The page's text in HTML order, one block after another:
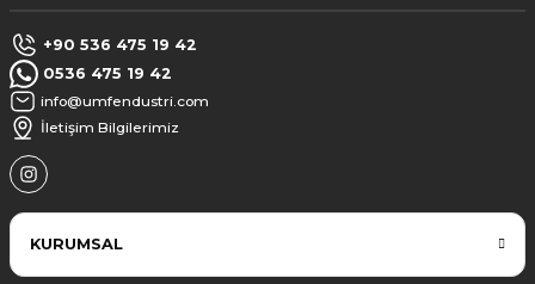
+90 536 475 19 42
0536 475 19 42
info@umfendustri.com
İletişim Bilgilerimiz
KURUMSAL